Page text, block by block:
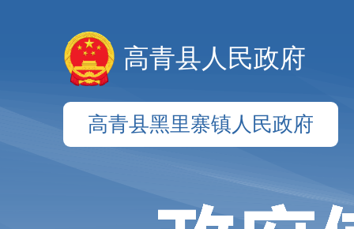
高青县人民政府
高青县黑里寨镇人民政府